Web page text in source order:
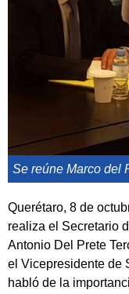
Se reúne Marco del
Querétaro, 8 de
realiza el Secretario
Antonio Del Prete
el Vicepresidente de
habló de la